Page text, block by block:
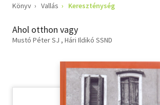
Életmód, egészség
Erotika
Hobbi, szabadidő
Könyv Vallás Kereszténység
Ahol otthon vagy
Mustó Péter SJ Hári Ildikó SSND